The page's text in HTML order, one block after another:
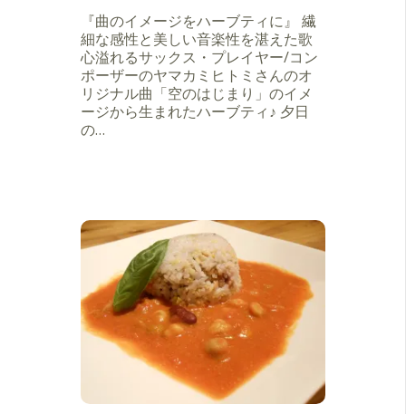
『曲のイメージをハーブティに』 繊
細な感性と美しい音楽性を湛えた歌
心溢れるサックス・プレイヤー/コン
ポーザーのヤマカミヒトミさんのオ
リジナル曲「空のはじまり」のイメ
ージから生まれたハーブティ♪ 夕日
の…